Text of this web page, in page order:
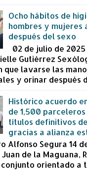
Ocho hábitos de
hombres y mujeres
después del sexo
02 de julio de 2025
Gutiérrez
que lavarse las
y orinar después
Histórico acuerdo
de 1,500
títulos definitivos
gracias a alianza
Alfonso Segura 14
de la Maguana,
orientado a